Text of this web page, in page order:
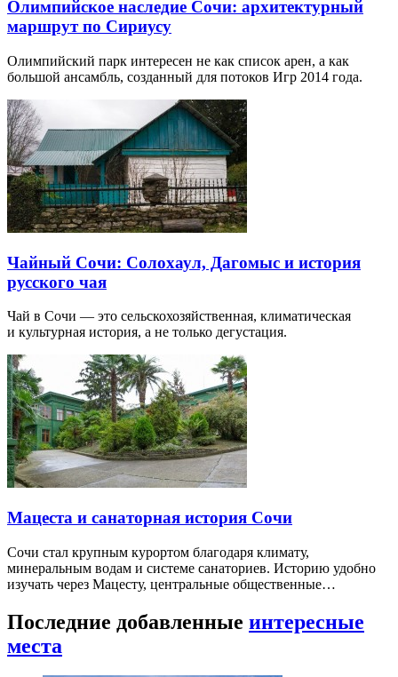
Олимпийское наследие Сочи: архитектурный
маршрут по Сириусу
Олимпийский парк интересен не как список арен, а как
большой ансамбль, созданный для потоков Игр 2014 года.
Чайный Сочи: Солохаул, Дагомыс и история
русского чая
Чай в Сочи — это сельскохозяйственная, климатическая
и культурная история, а не только дегустация.
Мацеста и санаторная история Сочи
Сочи стал крупным курортом благодаря климату,
минеральным водам и системе санаториев. Историю удобно
изучать через Мацесту, центральные общественные…
Последние добавленные интересные
места